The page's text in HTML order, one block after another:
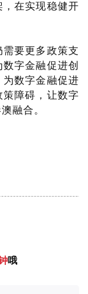
在实现稳健开
要更多政策支
字金融促进创
数字金融促进
障碍，让数字
融合。
哦